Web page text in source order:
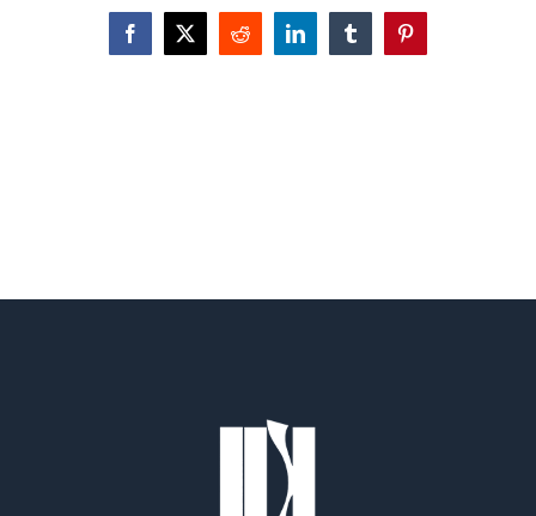
Facebook
X Reddit LinkedInTumblrPinterest